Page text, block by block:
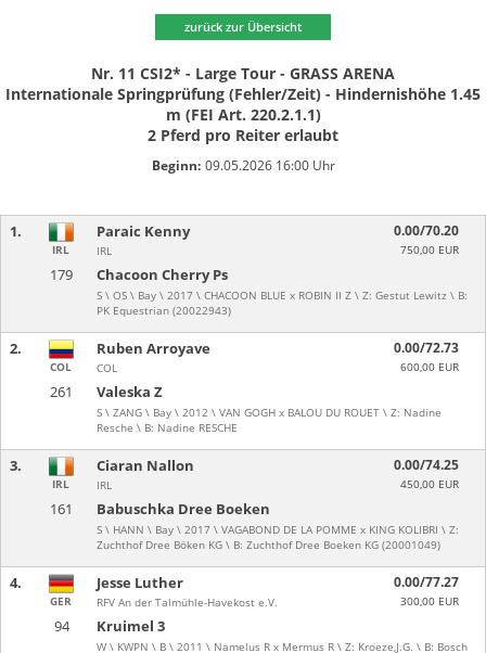
zurück zur Übersicht
Nr. 11 CSI2* - Large Tour - GRASS ARENA
Internationale Springprüfung (Fehler/Zeit) - Hindernishöhe 1.45
m (FEI Art. 220.2.1.1)
2 Pferd pro Reiter erlaubt
Beginn: 09.05.2026 16:00 Uhr
1.
179 Chacoon Cherry Ps
S \ OS \ Bay \ 2017 \ CHACOON BLUE x ROBIN II Z \ Z: Gestut Lewitz \ B:
PK Equestrian (20022943)
IRL
Paraic Kenny
IRL
0.00/70.20
750,00 EUR
2.
261 Valeska Z
S \ ZANG \ Bay \ 2012 \ VAN GOGH x BALOU DU ROUET \ Z: Nadine
Resche \ B: Nadine RESCHE
COL
Ruben Arroyave
COL
0.00/72.73
600,00 EUR
3.
161 Babuschka Dree Boeken
S \ HANN \ Bay \ 2017 \ VAGABOND DE LA POMME x KING KOLIBRI \ Z:
Zuchthof Dree Böken KG \ B: Zuchthof Dree Boeken KG (20001049)
IRL
Ciaran Nallon
IRL
0.00/74.25
450,00 EUR
4.
94 Kruimel 3
W \ KWPN \ B \ 2011 \ Namelus R x Mermus R \ Z: Kroeze,J.G. \ B: Bosch
GER
Jesse Luther
RFV An der Talmühle-Havekost e.V.
0.00/77.27
300,00 EUR